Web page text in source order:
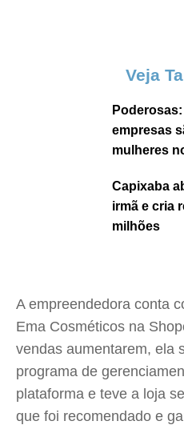
Veja
Poderosas:
empresas
mulheres
Capixaba
irmã e cria
milhões
A empreendedora conta
Ema Cosméticos na
vendas aumentarem, ela
programa de
plataforma e teve a loja
que foi recomendado e